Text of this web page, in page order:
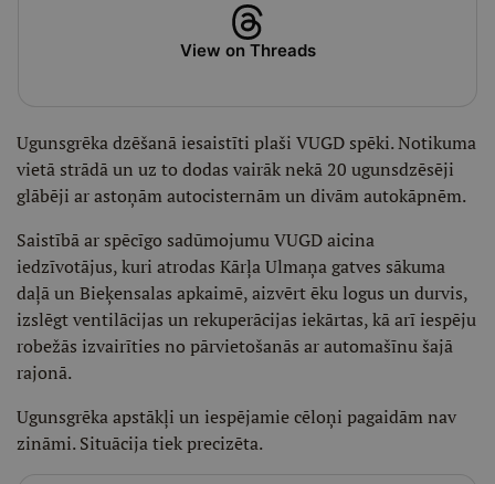
View on Threads
Ugunsgrēka dzēšanā iesaistīti plaši VUGD spēki. Notikuma
vietā strādā un uz to dodas vairāk nekā 20 ugunsdzēsēji
glābēji ar astoņām autocisternām un divām autokāpnēm.
Saistībā ar spēcīgo sadūmojumu VUGD aicina
iedzīvotājus, kuri atrodas Kārļa Ulmaņa gatves sākuma
daļā un Bieķensalas apkaimē, aizvērt ēku logus un durvis,
izslēgt ventilācijas un rekuperācijas iekārtas, kā arī iespēju
robežās izvairīties no pārvietošanās ar automašīnu šajā
rajonā.
Ugunsgrēka apstākļi un iespējamie cēloņi pagaidām nav
zināmi. Situācija tiek precizēta.